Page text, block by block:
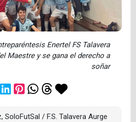
Enertel FS Talavera
Maestre y se gana el derecho a
soñar
SoloFutSal / F.S. Talavera Aurge